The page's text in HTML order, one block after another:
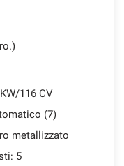
116 CV
(7)
metallizzato
5